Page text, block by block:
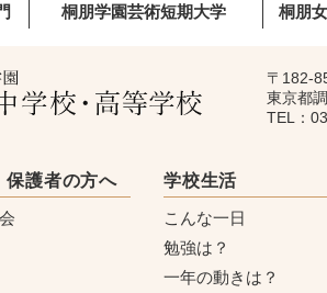
桐朋学園芸術短期大学 桐朋
〒182-
東京都
TEL：
保護者の方へ
学校生活
こんな一日
勉強は？
一年の動きは？